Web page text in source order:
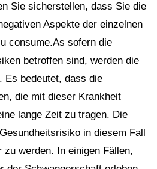
Sie sicherstellen, dass Sie die
Aspekte der einzelnen
consume.As sofern die
betroffen sind, werden die
Es bedeutet, dass die
die mit dieser Krankheit
lange Zeit zu tragen. Die
in diesem Fall
zu werden. In einigen Fällen,